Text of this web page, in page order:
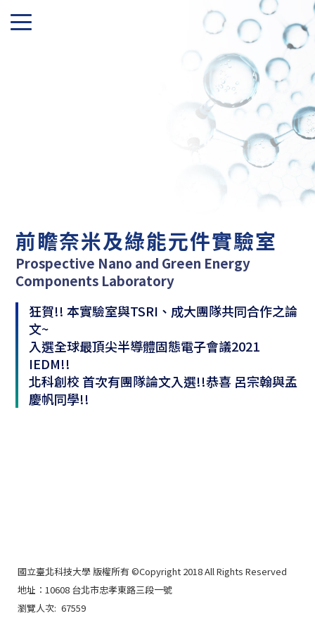
前瞻奈米及綠能元件實驗室
Prospective Nano and Green Energy
Components Laboratory
狂賀!! 本實驗室與TSRI、成大團隊共同合作之論
文~
入選全球最頂尖半導體固態電子會議2021
IEDM!!
北科創校 首次有團隊論文入選!!恭喜 呂宗翰與孟
慶帆同學!!
國立臺北科技大學 版權所有 ©Copyright 2018 All Rights Reserved
地址：10608 台北市忠孝東路三段一號
瀏覽人次: 67559